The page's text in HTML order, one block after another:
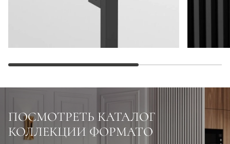
ПОСМОТРЕТЬ КАТАЛОГ
КОЛЛЕКЦИИ ФОРМАТО